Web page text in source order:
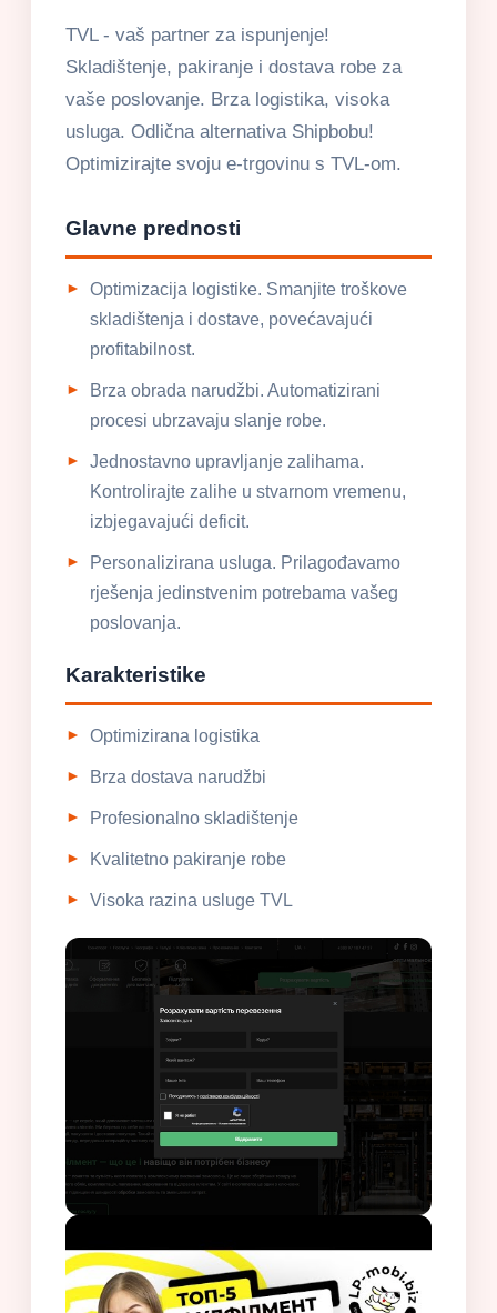
TVL - vaš partner za ispunjenje!
Skladištenje, pakiranje i dostava robe za
vaše poslovanje. Brza logistika, visoka
usluga. Odlična alternativa Shipbobu!
Optimizirajte svoju e-trgovinu s TVL-om.
Glavne prednosti
Optimizacija logistike. Smanjite troškove
skladištenja i dostave, povećavajući
profitabilnost.
Brza obrada narudžbi. Automatizirani
procesi ubrzavaju slanje robe.
Jednostavno upravljanje zalihama.
Kontrolirajte zalihe u stvarnom vremenu,
izbjegavajući deficit.
Personalizirana usluga. Prilagođavamo
rješenja jedinstvenim potrebama vašeg
poslovanja.
Karakteristike
Optimizirana logistika
Brza dostava narudžbi
Profesionalno skladištenje
Kvalitetno pakiranje robe
Visoka razina usluge TVL